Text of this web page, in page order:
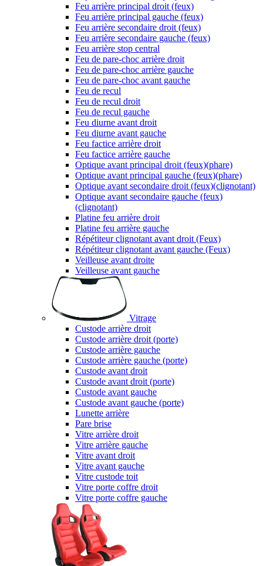
Feu arrière principal droit (feux)
Feu arrière principal gauche (feux)
Feu arrière secondaire droit (feux)
Feu arrière secondaire gauche (feux)
Feu arrière stop central
Feu de pare-choc arrière droit
Feu de pare-choc arrière gauche
Feu de pare-choc avant gauche
Feu de recul
Feu de recul droit
Feu de recul gauche
Feu diurne avant droit
Feu diurne avant gauche
Feu factice arrière droit
Feu factice arrière gauche
Optique avant principal droit (feux)(phare)
Optique avant principal gauche (feux)(phare)
Optique avant secondaire droit (feux)(clignotant)
Optique avant secondaire gauche (feux)
(clignotant)
Platine feu arrière droit
Platine feu arrière gauche
Répétiteur clignotant avant droit (Feux)
Répétiteur clignotant avant gauche (Feux)
Veilleuse avant droite
Veilleuse avant gauche
Vitrage
Custode arrière droit
Custode arrière droit (porte)
Custode arrière gauche
Custode arrière gauche (porte)
Custode avant droit
Custode avant droit (porte)
Custode avant gauche
Custode avant gauche (porte)
Lunette arrière
Pare brise
Vitre arrière droit
Vitre arrière gauche
Vitre avant droit
Vitre avant gauche
Vitre custode toit
Vitre porte coffre droit
Vitre porte coffre gauche